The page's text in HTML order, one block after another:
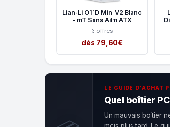
Lian-Li O11D Mini V2 Blanc
- mT Sans Ailm ATX
3 offres
dès 79,60€
LE GUIDE D'ACHAT
Quel boîtier
Un mauvais boîtier